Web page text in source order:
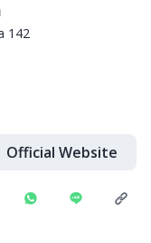
142
Official Website